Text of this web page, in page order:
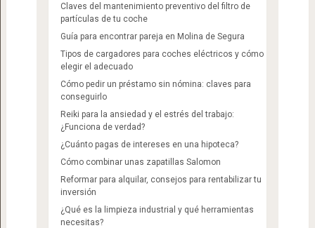
Claves del mantenimiento preventivo del filtro de
partículas de tu coche
Guía para encontrar pareja en Molina de Segura
Tipos de cargadores para coches eléctricos y cómo
elegir el adecuado
Cómo pedir un préstamo sin nómina: claves para
conseguirlo
Reiki para la ansiedad y el estrés del trabajo:
¿Funciona de verdad?
¿Cuánto pagas de intereses en una hipoteca?
Cómo combinar unas zapatillas Salomon​
Reformar para alquilar, consejos para rentabilizar tu
inversión
¿Qué es la limpieza industrial y qué herramientas
necesitas?